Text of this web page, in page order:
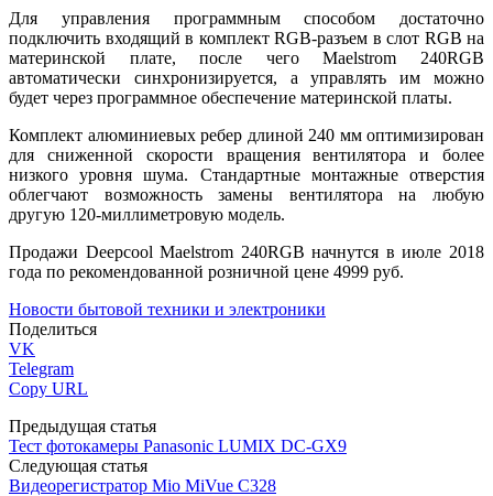
Для управления программным способом достаточно
подключить входящий в комплект RGB-разъем в слот RGB на
материнской плате, после чего Maelstrom 240RGB
автоматически синхронизируется, а управлять им можно
будет через программное обеспечение материнской платы.
Комплект алюминиевых ребер длиной 240 мм оптимизирован
для сниженной скорости вращения вентилятора и более
низкого уровня шума. Стандартные монтажные отверстия
облегчают возможность замены вентилятора на любую
другую 120-миллиметровую модель.
Продажи Deepcool Maelstrom 240RGB начнутся в июле 2018
года по рекомендованной розничной цене 4999 руб.
Новости бытовой техники и электроники
Поделиться
VK
Telegram
Copy URL
Предыдущая статья
Тест фотокамеры Panasonic LUMIX DC-GX9
Следующая статья
Видеорегистратор Mio MiVue C328